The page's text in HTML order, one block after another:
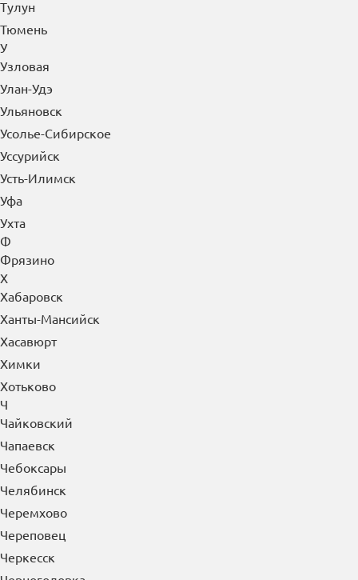
Тольятти
Томск
Троицк
Туапсе
Туймазы
Тула
Тулун
Тюмень
У
Узловая
Улан-Удэ
Ульяновск
Усолье-Сибирское
Уссурийск
Ф
Фрязино
Х
Хабаровск
Ханты-Мансийск
Хасавюрт
Химки
Хотьково
Ч
Чайковский